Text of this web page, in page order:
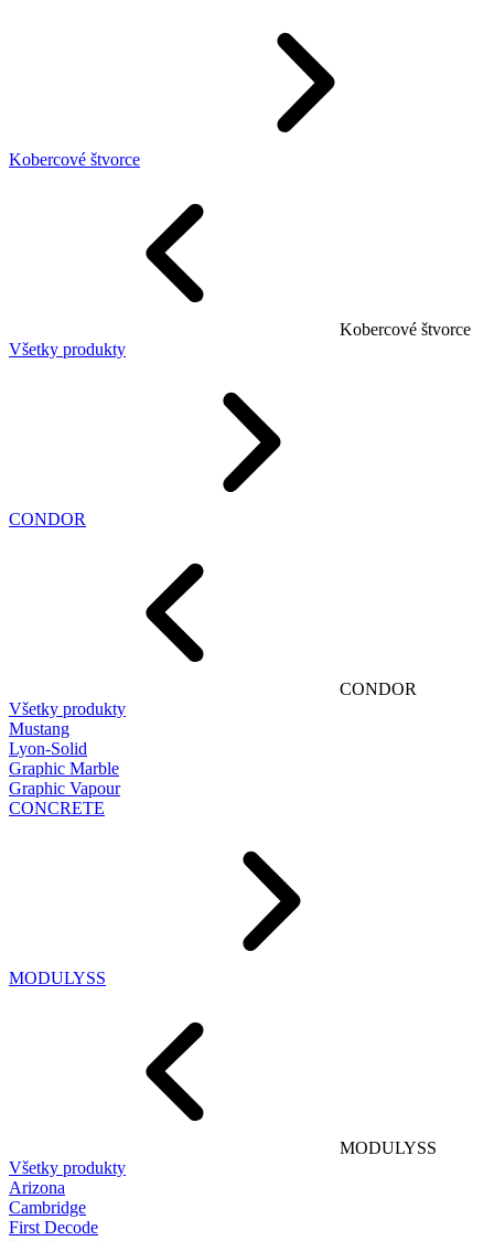
Kobercové štvorce
Kobercové štvorce
Všetky produkty
CONDOR
CONDOR
Všetky produkty
Mustang
Lyon-Solid
Graphic Marble
Graphic Vapour
CONCRETE
MODULYSS
MODULYSS
Všetky produkty
Arizona
Cambridge
First Decode